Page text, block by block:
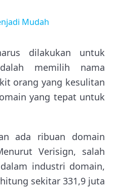
Mudah
dilakukan untuk
memilih nama
orang yang kesulitan
yang tepat untuk
ada ribuan domain
Verisign, salah
industri domain,
sekitar 331,9 juta